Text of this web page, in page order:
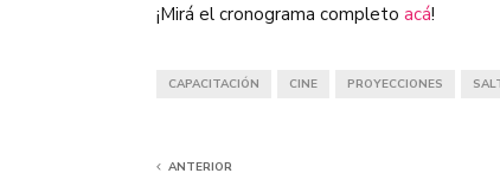
¡Mirá el cronograma completo acá!
CAPACITACIÓN CINE PROYECCIONES
ANTERIOR